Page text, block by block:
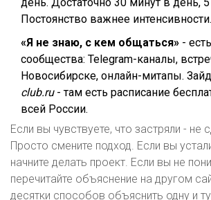
Постоянство важнее интенсивности.
«Я не знаю, с кем общаться» -
сообщества: Telegram-каналы,
Новосибирске, онлайн-митапы.
club.ru- там есть расписание
всей России.
Если вы чувствуете, что застряли - не
Просто смените подход. Если вы
начните делать проект. Если вы не
перечитайте объяснение на другом
десятки способов объяснить одну и